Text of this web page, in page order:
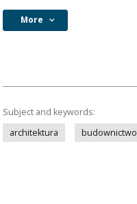
More
Subject and keywords:
architektura
budownictwo